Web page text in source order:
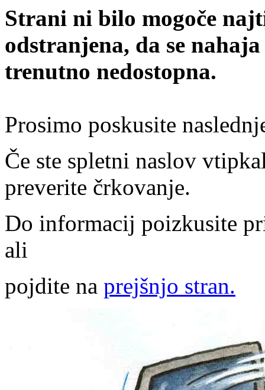
Strani ni bilo mogoče
odstranjena, da se
trenutno nedostopna.
Prosimo poskusite
Če ste spletni naslov
preverite črkovanje.
Do informacij poizkusite
ali
pojdite na prejšnjo stran.